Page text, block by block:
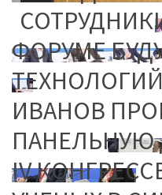
ФОРУМЕ
ТЕХНОЛОГИЙ
ИВАНОВ
ПАНЕЛЬНУЮ
IV